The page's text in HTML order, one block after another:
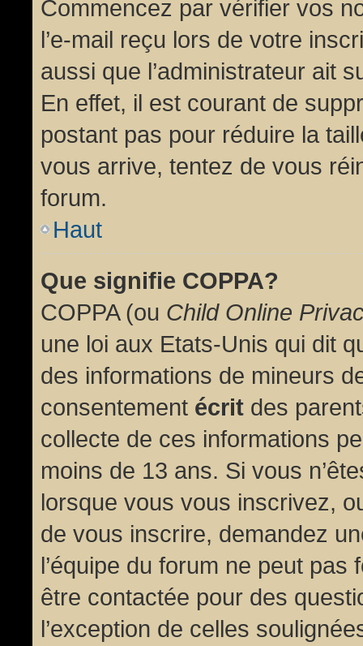
Commencez par vérifier vos
l’e-mail reçu lors de votre
aussi que l’administrateur ait
En effet, il est courant de
postant pas pour réduire la
vous arrive, tentez de vous
forum.
Haut
Que signifie COPPA?
COPPA (ou Child Online
une loi aux Etats-Unis qui dit
des informations de mineurs
consentement écrit des
collecte de ces informations
moins de 13 ans. Si vous
lorsque vous vous inscrivez,
de vous inscrire, demandez
l’équipe du forum ne peut
être contactée pour des
l’exception de celles